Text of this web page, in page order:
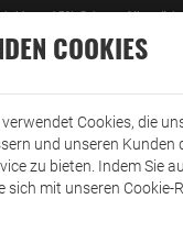
und 5% Rabatt auf Ihre
–Zum Newsletter
ANMELDEN
Leben & Wohnen
COOKIES
Cookies, die
und unseren Kunden
zu bieten. Indem Sie
sich mit unseren Cookie-